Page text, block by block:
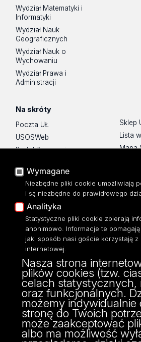
Wydział Matematyki i
Informatyki
Wydział Nauk
Geograficznych
Wydział Nauk o
Wychowaniu
Wydział Prawa i
Administracji
Na skróty
Poczta UŁ
USOSWeb
Portal Pracowniczy
Platforma e-learningowa
Moodle
Eksperci UŁ
Polityka Prywatności
Dostępność
Sklep
Lista
Mapa
ul. POW 3/5,
90-255 Łódź
tel: 42/635 53 56
fax: 42/635 50 32
Wymagane
Niezbędne pliki cookie umożliwiają
i są niezbędne do prawidłowego
Analityka
Statystyczne pliki cookie zbierają
anonimowo. Informacje te
jaki sposób nasi goście korzystają z
internetowej.
Nasza strona
plików cookies (tzw.
celach statystycznych,
oraz funkcjonalnych.
możemy indywidualnie
stronę do Twoich
może zaakceptować
albo ma możliwość